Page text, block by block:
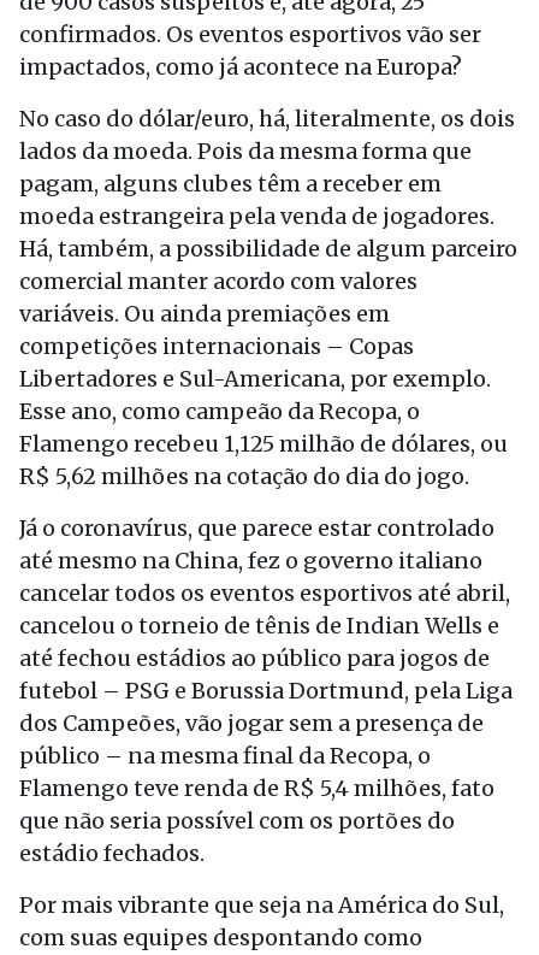
confirmados. Os eventos esportivos vão ser
impactados, como já acontece na Europa?
No caso do dólar/euro, há, literalmente, os dois
lados da moeda. Pois da mesma forma que
pagam, alguns clubes têm a receber em
moeda estrangeira pela venda de jogadores.
Há, também, a possibilidade de algum parceiro
comercial manter acordo com valores
variáveis. Ou ainda premiações em
competições internacionais – Copas
Libertadores e Sul-Americana, por exemplo.
Esse ano, como campeão da Recopa, o
Flamengo recebeu 1,125 milhão de dólares, ou
R$ 5,62 milhões na cotação do dia do jogo.
Já o coronavírus, que parece estar controlado
até mesmo na China, fez o governo italiano
cancelar todos os eventos esportivos até abril,
cancelou o torneio de tênis de Indian Wells e
até fechou estádios ao público para jogos de
futebol – PSG e Borussia Dortmund, pela Liga
dos Campeões, vão jogar sem a presença de
público – na mesma final da Recopa, o
Flamengo teve renda de R$ 5,4 milhões, fato
que não seria possível com os portões do
estádio fechados.
Por mais vibrante que seja na América do Sul,
com suas equipes despontando como